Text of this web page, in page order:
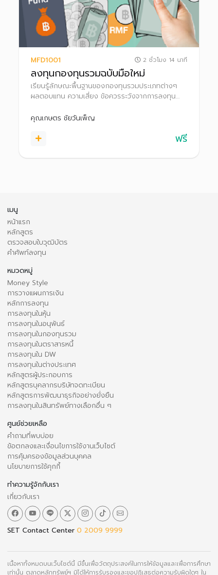
MFD1001 2 ชั่วโมง 14 นาที
ลงทุนกองทุนรวมฉบับมือใหม่
เรียนรู้ลักษณะพื้นฐานของกองทุนรวมประเภทต่างๆ
ผลตอบแทน ความเสี่ยง ข้อควรระวังจากการลงทุน
กองทุนรวมให้เหมาะกับตนเอง
คุณเกษตร ชัยวันเพ็ญ
ฟรี
เมนู
หน้าแรก
หลักสูตร
ตรวจสอบใบวุฒิบัตร
คำศัพท์ลงทุน
หมวดหมู่
Money Style
การวางแผนการเงิน
หลักการลงทุน
การลงทุนในหุ้น
การลงทุนในอนุพันธ์
การลงทุนในกองทุนรวม
การลงทุนในตราสารหนี้
การลงทุนใน DW
การลงทุนในต่างประเทศ
หลักสูตรผู้ประกอบการ
หลักสูตรบุคลากรบริษัทจดทะเบียน
หลักสูตรการพัฒนาธุรกิจอย่างยั่งยืน
การลงทุนในสินทรัพย์ทางเลือกอื่น ๆ
ศูนย์ช่วยเหลือ
คำถามที่พบบ่อย
ข้อตกลงและเงื่อนไขการใช้งานเว็บไซต์
การคุ้มครองข้อมูลส่วนบุคคล
นโยบายการใช้คุกกี้
ทำความรู้จักกับเรา
เกี่ยวกับเรา
SET Contact Center 0 2009 9999
เนื้อหาทั้งหมดบนเว็บไซต์นี้ มีขึ้นเพื่อวัตถุประสงค์ในการให้ข้อมูลและเพื่อการศึกษา
เท่านั้น ตลาดหลักทรัพย์ฯ มิได้ให้การรับรองและขอปฏิเสธต่อความรับผิดใดๆ ใน